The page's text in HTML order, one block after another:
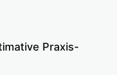
Praxis-